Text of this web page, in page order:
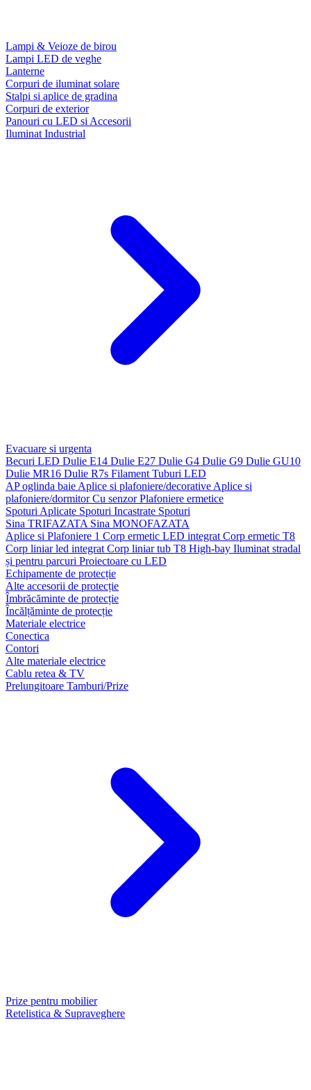
Lampi & Veioze de birou
Lampi LED de veghe
Lanterne
Corpuri de iluminat solare
Stalpi si aplice de gradina
Corpuri de exterior
Panouri cu LED si Accesorii
Iluminat Industrial
Evacuare si urgenta
Becuri LED Dulie E14 Dulie E27 Dulie G4 Dulie G9 Dulie GU10
Dulie MR16 Dulie R7s Filament Tuburi LED
AP oglinda baie Aplice si plafoniere/decorative Aplice si
plafoniere/dormitorCu senzorPlafoniere ermetice
Spoturi Aplicate Spoturi Incastrate Spoturi
Sina TRIFAZATA Sina MONOFAZATA
Aplice si Plafoniere 1 Corp ermetic LED integrat Corp ermetic T8
Corp liniar led integrat Corp liniar tub T8 High-bay Iluminat stradal
și pentru parcuri Proiectoare cu LED
Echipamente de protecție
Alte accesorii de protecție
Îmbrăcăminte de protecție
Încălțăminte de protecție
Materiale electrice
Conectica
Contori
Alte materiale electrice
Cablu retea & TV
Prelungitoare Tamburi/Prize
Prize pentru mobilier
Retelistica & Supraveghere